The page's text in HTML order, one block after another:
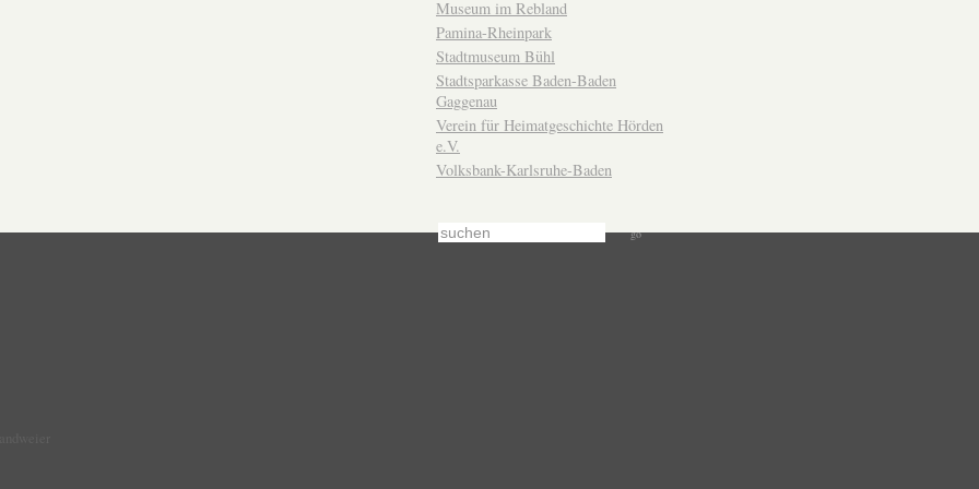
Museum im Rebland
Pamina-Rheinpark
Stadtmuseum Bühl
Stadtsparkasse Baden-Baden
Gaggenau
Verein für Heimatgeschichte Hörden
e.V.
Volksbank-Karlsruhe-Baden